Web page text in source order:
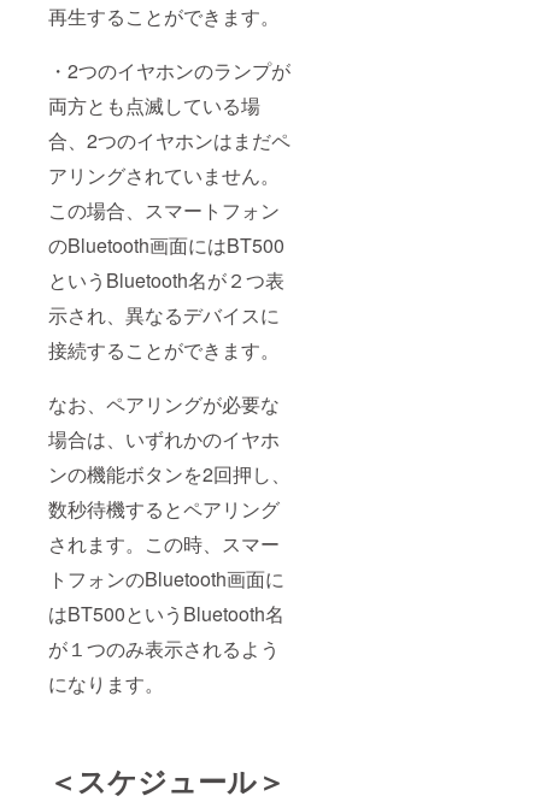
再生することができます。
・2つのイヤホンのランプが
両方とも点滅している場
合、2つのイヤホンはまだペ
アリングされていません。
この場合、スマートフォン
のBluetooth画面にはBT500
というBluetooth名が２つ表
示され、異なるデバイスに
接続することができます。
なお、ペアリングが必要な
場合は、いずれかのイヤホ
ンの機能ボタンを2回押し、
数秒待機するとペアリング
されます。この時、スマー
トフォンのBluetooth画面に
はBT500というBluetooth名
が１つのみ表示されるよう
になります。
＜スケジュール＞